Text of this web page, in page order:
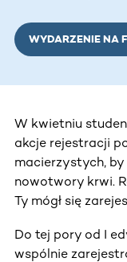
WYDARZENIE NA
W kwietniu
akcje rejestracji
macierzystych,
nowotwory krwi.
Ty mógł się
Do tej pory od I
wspólnie